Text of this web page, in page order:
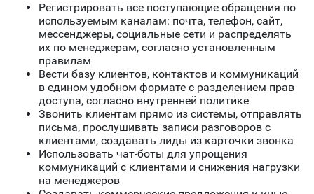
Регистрировать все поступающие обращения по
используемым каналам: почта, телефон, сайт,
мессенджеры, социальные сети и распределять
их по менеджерам, согласно установленным
правилам
Вести базу клиентов, контактов и коммуникаций
в едином удобном формате с разделением прав
доступа, согласно внутренней политике
Звонить клиентам прямо из системы, отправлять
письма, прослушивать записи разговоров с
клиентами, создавать лиды из карточки звонка
Использовать чат-боты для упрощения
коммуникаций с клиентами и снижения нагрузки
на менеджеров